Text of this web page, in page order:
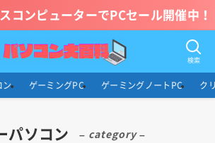
コンピューターでPCセール開催中！
検索
ン ゲーミングPC ゲーミングノートPC ク
パソコン – category –